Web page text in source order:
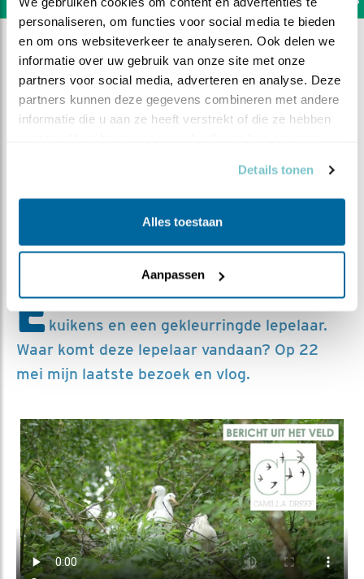
personaliseren, om functies voor social media te bieden
en om ons websiteverkeer te analyseren. Ook delen we
informatie over uw gebruik van onze site met onze
partners voor social media, adverteren en analyse. Deze
partners kunnen deze gegevens combineren met andere
informatie die u aan ze heeft verstrekt of die ze hebben
Details tonen
Alles toestaan
Aanpassen
Toon alle blogs & vlogs
Bericht uit 't veld - Blog #5:
Kuikens!
Camilla Dreef | maandag 1 juni 2020 |
Bewaar deze blog| 946x | 441x
Een dubbelvlog. Op 7 mei zag ik de eerste
kuikens en een gekleurringde lepelaar.
Waar komt deze lepelaar vandaan? Op 22
mei mijn laatste bezoek en vlog.